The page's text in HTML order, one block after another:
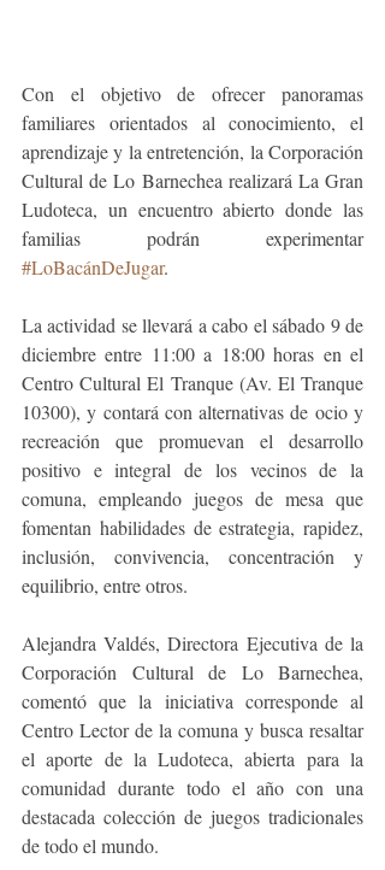
Con el objetivo de ofrecer panoramas
familiares orientados al conocimiento, el
aprendizaje y la entretención, la Corporación
Cultural de Lo Barnechea realizará La Gran
Ludoteca, un encuentro abierto donde las
familias podrán experimentar
#LoBacánDeJugar.
La actividad se llevará a cabo el sábado 9 de
diciembre entre 11:00 a 18:00 horas en el
Centro Cultural El Tranque (Av. El Tranque
10300), y contará con alternativas de ocio y
recreación que promuevan el desarrollo
positivo e integral de los vecinos de la
comuna, empleando juegos de mesa que
fomentan habilidades de estrategia, rapidez,
inclusión, convivencia, concentración y
equilibrio, entre otros.
Alejandra Valdés, Directora Ejecutiva de la
Corporación Cultural de Lo Barnechea,
comentó que la iniciativa corresponde al
Centro Lector de la comuna y busca resaltar
el aporte de la Ludoteca, abierta para la
comunidad durante todo el año con una
destacada colección de juegos tradicionales
de todo el mundo.